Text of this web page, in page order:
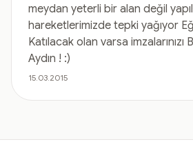
meydan yeterli bir alan değil
hareketlerimizde tepki yağıyor
Katılacak olan varsa imzalarınızı
Aydın ! :)
15.03.2015